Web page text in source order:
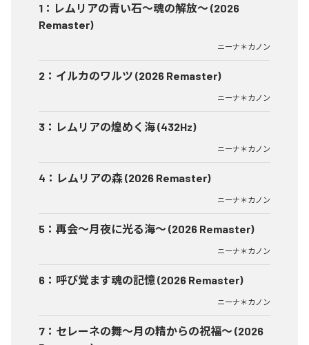
1 ： レムリアの青い石〜魂の解放〜 (2026
Remaster)
ニーナ＊カノン
2 ： イルカのワルツ (2026 Remaster)
ニーナ＊カノン
3 ： レムリアの煌めく海 (432Hz)
ニーナ＊カノン
4 ： レムリアの森 (2026 Remaster)
ニーナ＊カノン
5 ： 再会〜月夜に光る海〜 (2026 Remaster)
ニーナ＊カノン
6 ： 呼び覚ます魂の記憶 (2026 Remaster)
ニーナ＊カノン
7 ： セレーネの舞〜月の精からの祝福〜 (2026